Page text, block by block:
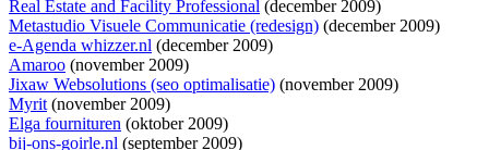
Real Estate and Facility Professional (december 2009)
Metastudio Visuele Communicatie (redesign) (december 2009)
e-Agenda whizzer.nl (december 2009)
Amaroo (november 2009)
Jixaw Websolutions (seo optimalisatie) (november 2009)
Myrit(november 2009)
Elga fournituren (oktober 2009)
bij-ons-goirle.nl (september 2009)